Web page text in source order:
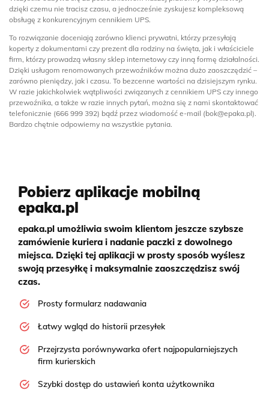
dzięki czemu nie tracisz czasu, a jednocześnie zyskujesz kompleksową
obsługę z konkurencyjnym cennikiem UPS.
To rozwiązanie doceniają zarówno klienci prywatni, którzy przesyłają
koperty z dokumentami czy prezent dla rodziny na święta, jak i właściciele
firm, którzy prowadzą własny sklep internetowy czy inną formę działalności.
Dzięki usługom renomowanych przewoźników można dużo zaoszczędzić –
zarówno pieniędzy, jak i czasu. To bezcenne wartości na dzisiejszym rynku.
W razie jakichkolwiek wątpliwości związanych z cennikiem UPS czy innego
przewoźnika, a także w razie innych pytań, można się z nami skontaktować
telefonicznie (666 999 392) bądź przez wiadomość e-mail (bok@epaka.pl).
Bardzo chętnie odpowiemy na wszystkie pytania.
Pobierz aplikacje mobilną
epaka.pl
epaka.pl umożliwia swoim klientom jeszcze szybsze
zamówienie kuriera i nadanie paczki z dowolnego
miejsca. Dzięki tej aplikacji w prosty sposób wyślesz
swoją przesyłkę i maksymalnie zaoszczędzisz swój
czas.
Prosty formularz nadawania
Łatwy wgląd do historii przesyłek
Przejrzysta porównywarka ofert najpopularniejszych
firm kurierskich
Szybki dostęp do ustawień konta użytkownika